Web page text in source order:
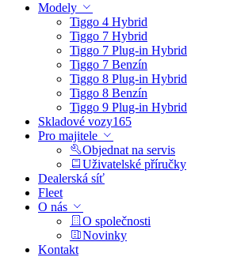
Modely
Tiggo 4 Hybrid
Tiggo 7 Hybrid
Tiggo 7 Plug-in Hybrid
Tiggo 7 Benzín
Tiggo 8 Plug-in Hybrid
Tiggo 8 Benzín
Tiggo 9 Plug-in Hybrid
Skladové vozy165
Pro majitele
Objednat na servis
Uživatelské příručky
Dealerská síť
Fleet
O nás
O společnosti
Novinky
Kontakt